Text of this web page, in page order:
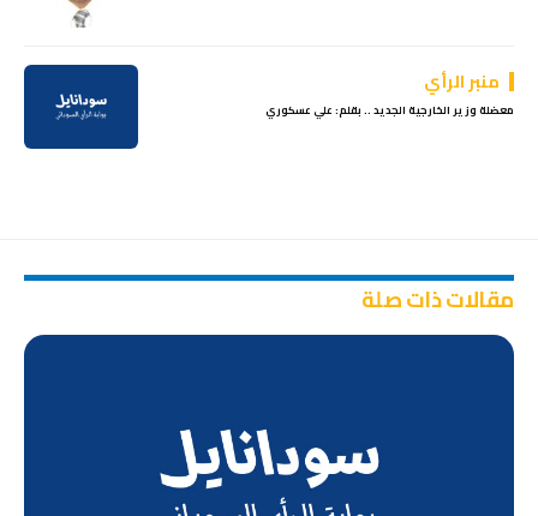
منبر الرأي
معضلة وزير الخارجية الجديد .. بقلم: علي عسكوري
مقالات ذات صلة